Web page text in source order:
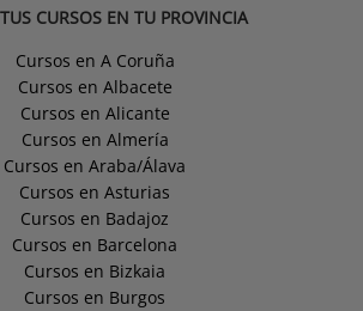
CURSOS EN TU PROVINCIA
Cursos en A Coruña
Cursos en Albacete
Cursos en Alicante
Cursos en Almería
Cursos en Araba/Álava
Cursos en Asturias
Cursos en Badajoz
Cursos en Barcelona
Cursos en Bizkaia
Cursos en Burgos